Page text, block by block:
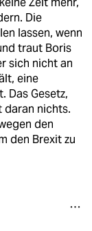
Die
lassen, wenn
traut Boris
sich nicht an
eine
Das Gesetz,
daran nichts.
den
den Brexit zu